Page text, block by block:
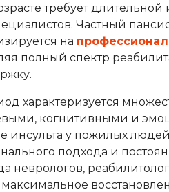
требует
Частный
на
полный спектр
характеризуется
когнитивными и
инсульта у пожилых
подхода и
неврологов,